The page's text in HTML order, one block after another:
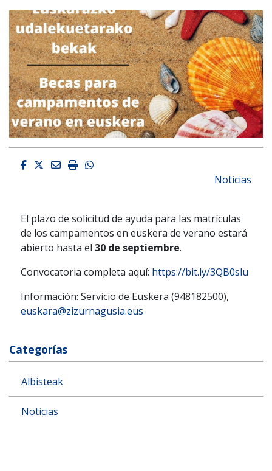
Facebook
Twitter
EmailImprimirWhatsapp
Noticias
El plazo de solicitud de ayuda para las matrículas
de los campamentos en euskera de verano estará
abierto hasta el 30 de septiembre.
Convocatoria completa aquí: https://bit.ly/3QB0slu
Información: Servicio de Euskera (948182500),
euskara@zizurnagusia.eus
Categorías
Albisteak
Noticias